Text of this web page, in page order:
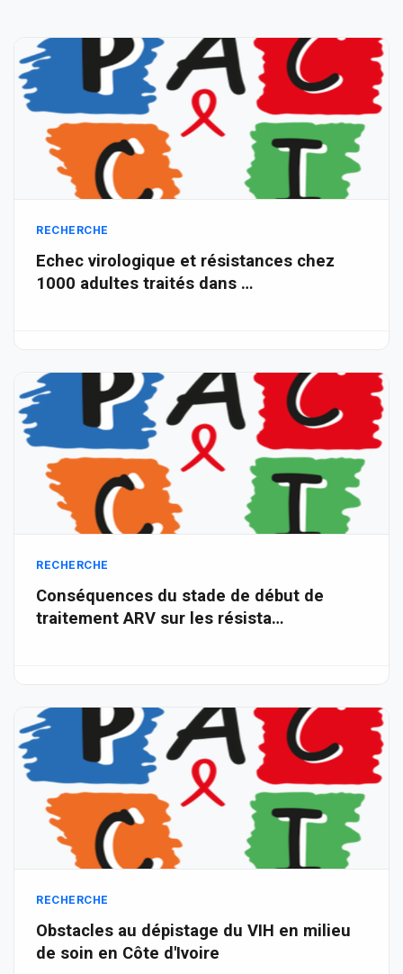
RECHERCHE
Echec virologique et résistances chez
1000 adultes traités dans …
RECHERCHE
Conséquences du stade de début de
traitement ARV sur les résista…
RECHERCHE
Obstacles au dépistage du VIH en milieu
de soin en Côte d'Ivoire